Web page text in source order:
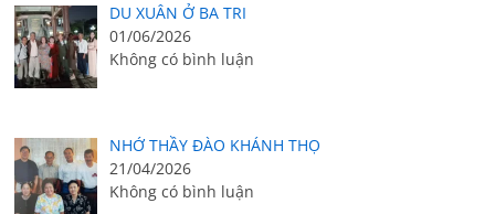
DU XUÂN Ở BA TRI
01/06/2026
Không có bình luận
NHỚ THẦY ĐÀO KHÁNH THỌ
21/04/2026
Không có bình luận